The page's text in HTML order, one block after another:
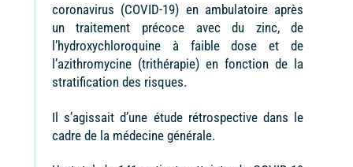
coronavirus (COVID-19) en ambulatoire après
un traitement précoce avec du zinc, de
l’hydroxychloroquine à faible dose et de
l’azithromycine (trithérapie) en fonction de la
stratification des risques.
Il s’agissait d’une étude rétrospective dans le
cadre de la médecine générale.